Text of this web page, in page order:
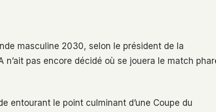
masculine 2030, selon le président de la
n’ait pas encore décidé où se jouera le match
entourant le point culminant d’une Coupe du